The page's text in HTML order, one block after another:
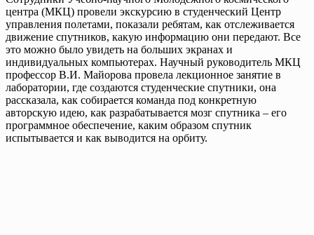
центра (МКЦ) провели экскурсию в студенческий Центр
управления полетами, показали ребятам, как отслеживается
движение спутников, какую информацию они передают. Все
это можно было увидеть на больших экранах и
индивидуальных компьютерах. Научный руководитель МКЦ
профессор В.И. Майорова провела лекционное занятие в
лаборатории, где создаются студенческие спутники, она
рассказала, как собирается команда под конкретную
авторскую идею, как разрабатывается мозг спутника – его
программное обеспечение, каким образом спутник
испытывается и как выводится на орбиту.